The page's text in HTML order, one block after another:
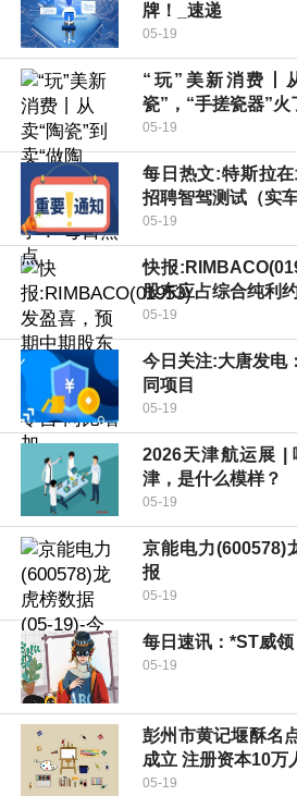
牌！_速递
05-19
“玩”美新消费丨
瓷”，“手搓瓷器”火
05-19
每日热文:特斯拉
招聘智驾测试（实
05-19
快报
股东应占综合纯利
05-19
今日关注:大唐发电
同项目
05-19
2026天津航运展 |
津，是什么模样？
05-19
京能电力(600578)
报
05-19
每日速讯：*ST威
05-19
彭州市黄记堰酥名
成立 注册资本10万
05-19